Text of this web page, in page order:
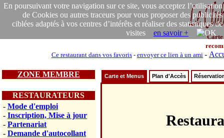
En poursuivant votre navigation sur ce site, vous acceptez l’utilisation
de Cookies ou autres traceurs pour vous proposer des publicités
ciblées adaptés à vos centres d’intérêts et réaliser des statistiques de
visites en savoir +
Carte
Ce restaurant dans vos favoris - envoyer ce lien à un ami -
ZONE MEMBRE
RESTAURATEURS
- Mode d'emploi
- Inscription, Mise à jour
- Partenariat
- Demande d'autocollant
Carte et Menus Plan d'Accès